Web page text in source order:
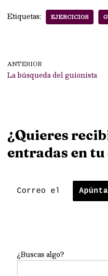
Etiquetas: EJERCICIOS
ANTERIOR
La búsqueda del guionista
¿Quieres
entradas en
¿Buscas algo?